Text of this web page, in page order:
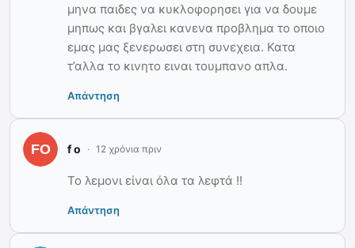
μηνα παιδες να κυκλοφορησει για να δουμε
μηπως και βγαλει κανενα προβλημα το οποιο
εμας μας ξενερωσει στη συνεχεια. Κατα
τ’αλλα το κινητο ειναι τουμπανο απλα.
Απάντηση
f o 12 χρόνια πριν
Το λεμονι είναι όλα τα λεφτά !!
Απάντηση